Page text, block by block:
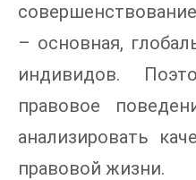
– основная,
индивидов.
правовое
анализировать
правовой жизни.